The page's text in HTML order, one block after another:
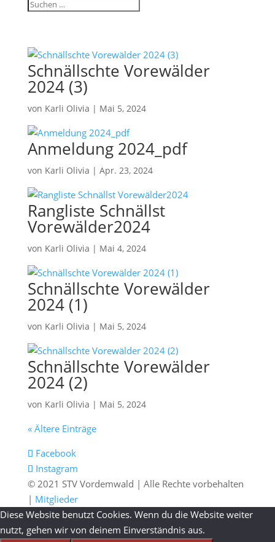
Schnällschte Vorewälder
2024 (3)
von Karli Olivia | Mai 5, 2024
Anmeldung 2024_pdf
von Karli Olivia | Apr. 23, 2024
Rangliste Schnällst
Vorewälder2024
von Karli Olivia | Mai 4, 2024
Schnällschte Vorewälder
2024 (1)
von Karli Olivia | Mai 5, 2024
Schnällschte Vorewälder
2024 (2)
von Karli Olivia | Mai 5, 2024
« Ältere Einträge
Facebook
Instagram
© 2021 STV Vordemwald | Alle Rechte vorbehalten
| Mitglieder
Diese Website benutzt Cookies. Wenn du die Website weiter
nutzt, gehen wir von deinem Einverständnis aus.